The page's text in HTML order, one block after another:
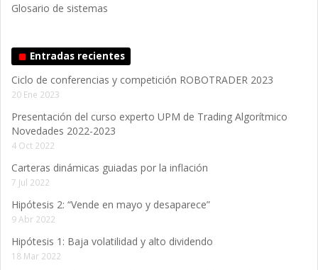
Glosario de sistemas
Entradas recientes
Ciclo de conferencias y competición ROBOTRADER 2023
20 Ene 2023
Presentación del curso experto UPM de Trading Algorítmico
Novedades 2022-2023
4 Oct 2022
Carteras dinámicas guiadas por la inflación
7 Jul 2022
Hipótesis 2: “Vende en mayo y desaparece”
9 Abr 2022
Hipótesis 1: Baja volatilidad y alto dividendo
18 Mar 2022